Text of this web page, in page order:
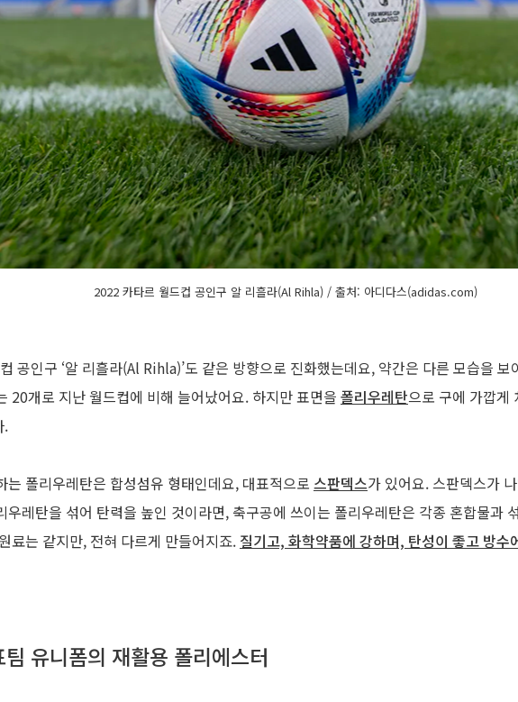
2022 카타르 월드컵 공인구 알 리흘라(Al Rihla) / 출처: 아디다스(adidas.com)
공인구 ‘알 리흘라(Al Rihla)’도 같은 방향으로 진화했는데요, 약간은 다른 모습을 보
20개로 지난 월드컵에 비해 늘어났어요. 하지만 표면을 폴리우레탄으로 구에 가깝게
.
는 폴리우레탄은 합성섬유 형태인데요, 대표적으로 스판덱스가 있어요. 스판덱스가
우레탄을 섞어 탄력을 높인 것이라면, 축구공에 쓰이는 폴리우레탄은 각종 혼합물과
료는 같지만, 전혀 다르게 만들어지죠. 질기고, 화학약품에 강하며, 탄성이 좋고 방수
유니폼의 재활용 폴리에스터